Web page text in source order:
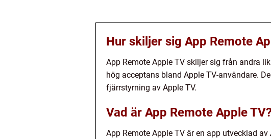
Hur skiljer sig App Remote
App Remote Apple TV skiljer sig från andra
hög acceptans bland Apple TV-användare.
fjärrstyrning av Apple TV.
Vad är App Remote Apple TV?
App Remote Apple TV är en app utvecklad